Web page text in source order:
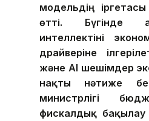
модельдің
өтті. Бүгінде
интеллектіні
драйверіне
және AI шешімдер
нақты нәтиже
министрлігі
фискалдық